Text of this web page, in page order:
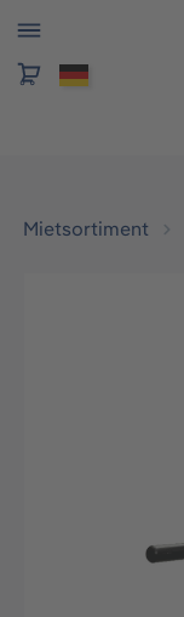
springen
Mietsortiment